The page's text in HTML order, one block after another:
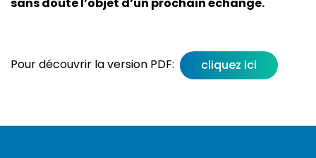
sans doute l’objet d’un prochain échange.
Pour découvrir la version PDF: cliquez ici